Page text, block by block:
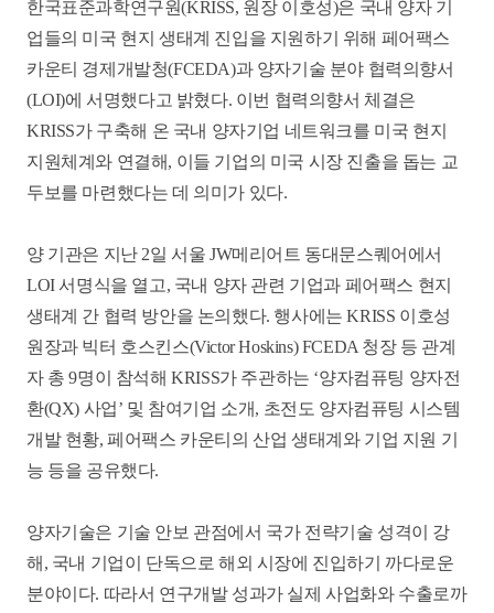
한국표준과학연구원(KRISS, 원장 이호성)은 국내 양자 기
업들의 미국 현지 생태계 진입을 지원하기 위해 페어팩스
카운티 경제개발청(FCEDA)과 양자기술 분야 협력의향서
(LOI)에 서명했다고 밝혔다. 이번 협력의향서 체결은
KRISS가 구축해 온 국내 양자기업 네트워크를 미국 현지
지원체계와 연결해, 이들 기업의 미국 시장 진출을 돕는 교
두보를 마련했다는 데 의미가 있다.
양 기관은 지난 2일 서울 JW메리어트 동대문스퀘어에서
LOI 서명식을 열고, 국내 양자 관련 기업과 페어팩스 현지
생태계 간 협력 방안을 논의했다. 행사에는 KRISS 이호성
원장과 빅터 호스킨스(Victor Hoskins) FCEDA 청장 등 관계
자 총 9명이 참석해 KRISS가 주관하는 ‘양자컴퓨팅 양자전
환(QX) 사업’ 및 참여기업 소개, 초전도 양자컴퓨팅 시스템
개발 현황, 페어팩스 카운티의 산업 생태계와 기업 지원 기
능 등을 공유했다.
양자기술은 기술 안보 관점에서 국가 전략기술 성격이 강
해, 국내 기업이 단독으로 해외 시장에 진입하기 까다로운
분야이다. 따라서 연구개발 성과가 실제 사업화와 수출로까